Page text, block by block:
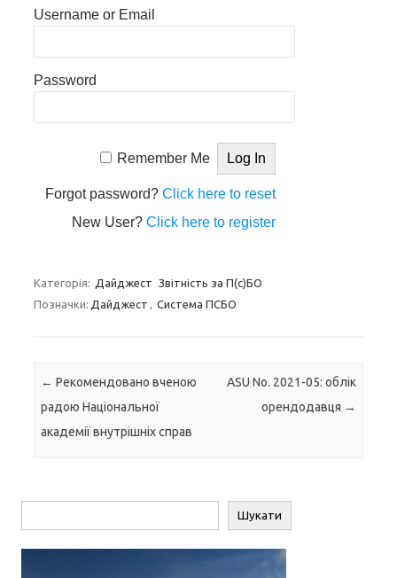
Username or Email
Password
Remember Me
Forgot password?Click here to reset
New User?Click here to register
Категорія: Дайджест Звітність за П(с)БО
Позначки: Дайджест , Система ПСБО
Навігація по запису
← Рекомендовано вченою
радою Національної
академії внутрішніх справ
ASU No. 2021-05: облік
орендодавця →
Шукати